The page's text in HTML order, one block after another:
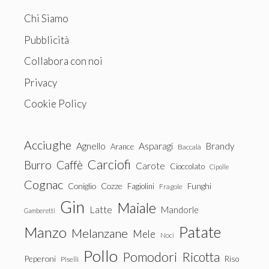
Chi Siamo
Pubblicità
Collabora con noi
Privacy
Cookie Policy
Acciughe Agnello Arance Asparagi Baccalà Brandy
Burro Caffè Carciofi Carote Cioccolato Cipolle
Cognac Coniglio Cozze Fagiolini Fragole Funghi
Gamberetti Gin Latte Maiale Mandorle
Manzo Melanzane Mele Noci Patate
Peperoni Piselli Pollo Pomodori Ricotta Riso